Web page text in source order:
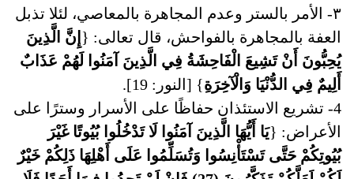
٣- الأمر بالستر وعدم المجاهرة بالمعاصي، لئلا تذبل
العفة بالمجاهرة بالفواحش، قال تعالى: { إِنَّ الَّذِينَ
يُحِبُّونَ أَنْ تَشِيعَ الْفَاحِشَةُ فِي الَّذِينَ آمَنُوا لَهُمْ عَذَابٌ
أَلِيمٌ فِي الدُّنْيَا وَالْآخِرَةِ} [النور: 19].
4- تشريع الاستئذان حفاظًا على الأسرار وسترًا على
الأعراض: {يَا أَيُّهَا الَّذِينَ آمَنُوا لَا تَدْخُلُوا بُيُوتًا غَيْرَ
بُيُوتِكُمْ حَتَّى تَسْتَأْنِسُوا وَتُسَلِّمُوا عَلَى أَهْلِهَا ذَلِكُمْ خَيْرٌ